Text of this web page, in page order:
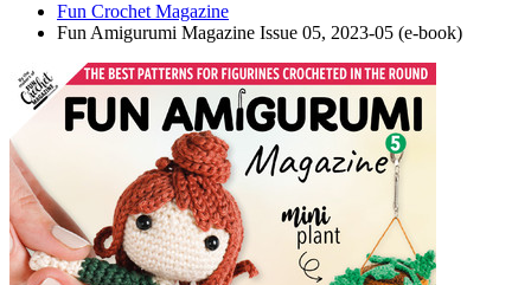
Fun Crochet Magazine
Fun Amigurumi Magazine Issue 05, 2023-05 (e-book)